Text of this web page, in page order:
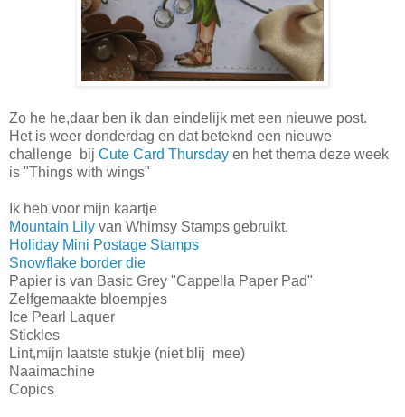
Zo he he,daar ben ik dan eindelijk met een nieuwe post.
Het is weer donderdag en dat beteknd een nieuwe
challenge bij Cute Card Thursday en het thema deze week
is "Things with wings"
Ik heb voor mijn kaartje
Mountain Lily van Whimsy Stamps gebruikt.
Holiday Mini Postage Stamps
Snowflake border die
Papier is van Basic Grey "Cappella Paper Pad"
Zelfgemaakte bloempjes
Ice Pearl Laquer
Stickles
Lint,mijn laatste stukje (niet blij mee)
Naaimachine
Copics